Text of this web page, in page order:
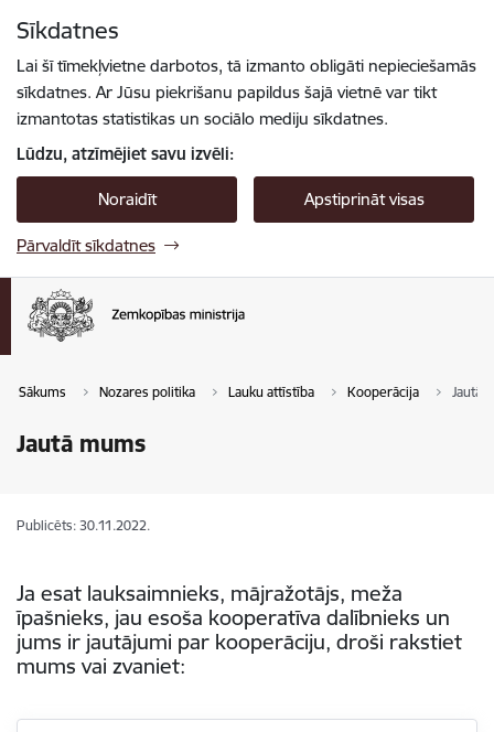
Sīkdatnes
Lai šī tīmekļvietne darbotos, tā izmanto obligāti nepieciešamās
sīkdatnes. Ar Jūsu piekrišanu papildus šajā vietnē var tikt
izmantotas statistikas un sociālo mediju sīkdatnes.
Lūdzu, atzīmējiet savu izvēli:
Noraidīt Apstiprināt visas
Pārvaldīt sīkdatnes
Sākums Nozares politika Lauku attīstība Kooperācija Jautā
Jautā mums
Publicēts: 30.11.2022.
Ja esat lauksaimnieks, mājražotājs, meža
īpašnieks, jau esoša kooperatīva dalībnieks un
jums ir jautājumi par kooperāciju, droši rakstiet
mums vai zvaniet: